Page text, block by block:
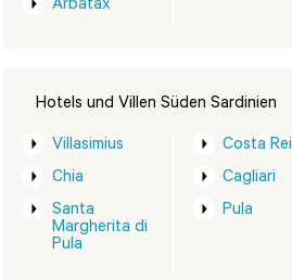
Arbatax
Hotels und Villen Süden Sardinien
Villasimius
Chia
Santa
Margherita di
Pula
Costa Rei
Cagliari
Pula